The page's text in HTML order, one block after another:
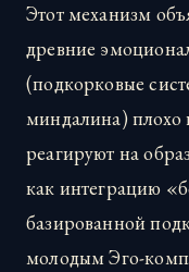
Этот механизм
древние
(подкорковые
миндалина)
реагируют на
как интеграцию
базированной
молодым Эго-